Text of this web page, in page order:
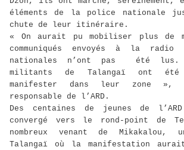
éléments de la police nationale
chute de leur itinéraire.
« On aurait pu mobiliser plus de
communiqués envoyés à la
nationales n’ont pas
été lus.
militants de Talangaï ont
manifester dans leur zone
responsable de l’ARD.
Des centaines de jeunes de
convergé vers le rond-point de
nombreux venant de Mikakalou,
Talangaï où la manifestation